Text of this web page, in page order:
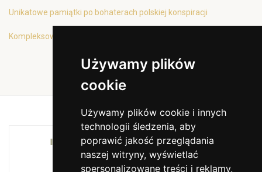
Używamy plików
cookie
Używamy plików cookie i innych
technologii śledzenia, aby
poprawić jakość przeglądania
naszej witryny, wyświetlać
spersonalizowane treści i reklamy,
Unikatowe pamiątki po bohaterach polskiej konspiracji
Kompleksowa oferta edukacyjna
INSTYTUCJA KULTURY MIASTA KRAKOWA I
WOJEWÓDZTWA MAŁOPOLSKIEGO